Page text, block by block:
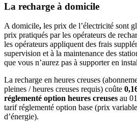
La recharge à domicile
A domicile, les prix de l’électricité sont
prix pratiqués par les opérateurs de
les opérateurs appliquent des frais
supervision et à la maintenance des
que vous n’aurez pas à supporter en
La recharge en heures creuses
pleines / heures creuses requis) coûte
réglementé option heures creuses au
tarif réglementé option base (prix
d’énergie).